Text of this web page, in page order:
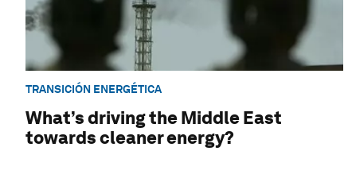
TRANSICIÓN ENERGÉTICA
What’s driving the Middle East
towards cleaner energy?